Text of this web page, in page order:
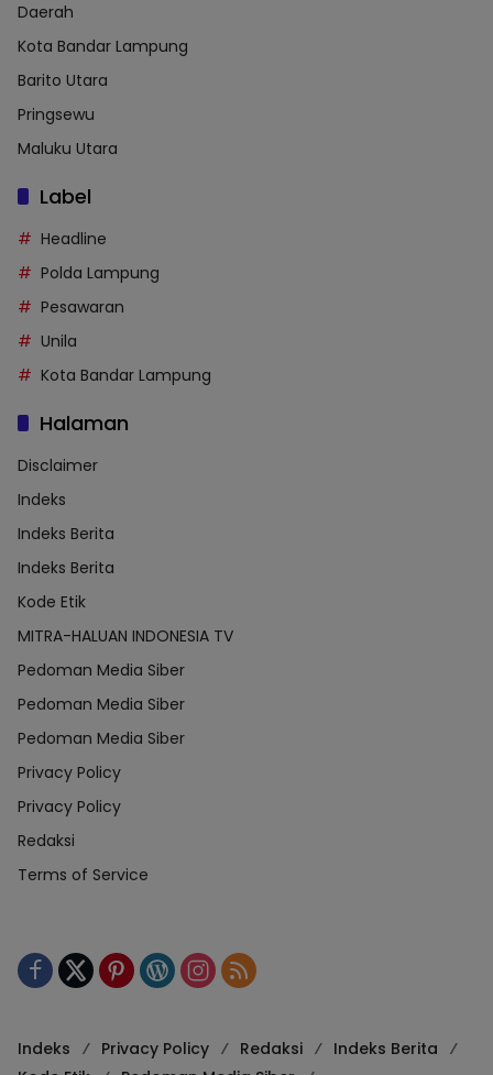
Daerah
Kota Bandar Lampung
Barito Utara
Pringsewu
Maluku Utara
Label
Headline
Polda Lampung
Pesawaran
Unila
Kota Bandar Lampung
Halaman
Disclaimer
Indeks
Indeks Berita
Indeks Berita
Kode Etik
MITRA-HALUAN INDONESIA TV
Pedoman Media Siber
Pedoman Media Siber
Pedoman Media Siber
Privacy Policy
Privacy Policy
Redaksi
Terms of Service
Indeks Privacy Policy Redaksi
Indeks Berita